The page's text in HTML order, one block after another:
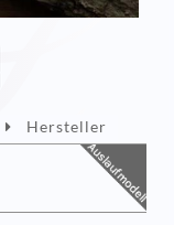
Hersteller